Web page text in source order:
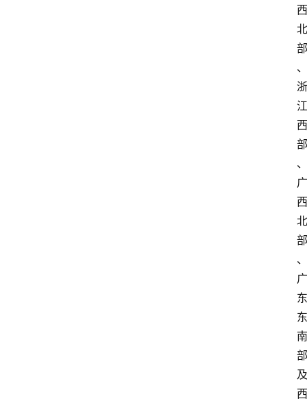
西
北
部
、
浙
江
西
部
、
广
西
北
部
、
广
东
东
南
部
及
西